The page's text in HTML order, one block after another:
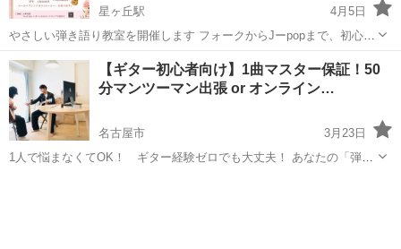
星ヶ丘駅
4月5日
やさしい弾き語り教室を開催します フォークからJーpopまで、初心者
歓迎です。 初回体験は無料です、ギターが無くてもOK 少人数制で、
弾きたい曲を個人に合わせて 丁寧にレッスンします。 開催日は毎月第
2第4金曜日の18:...
愛知 名古屋市 星ヶ丘駅 ギター 弾き語り
【ギター初心者向け】1曲マスター保証！50
分マンツーマン出張 or オンライン…
名古屋市
3月23日
1人で悩まなくてOK！ ギター経験ゼロでも大丈夫！ あなたの「弾き